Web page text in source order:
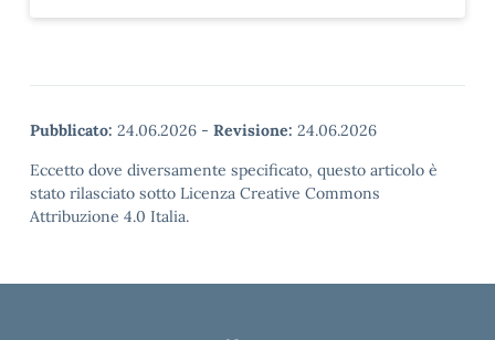
Pubblicato: 24.06.2026 - Revisione: 24.06.2026
Eccetto dove diversamente specificato, questo articolo è
stato rilasciato sotto Licenza Creative Commons
Attribuzione 4.0 Italia.